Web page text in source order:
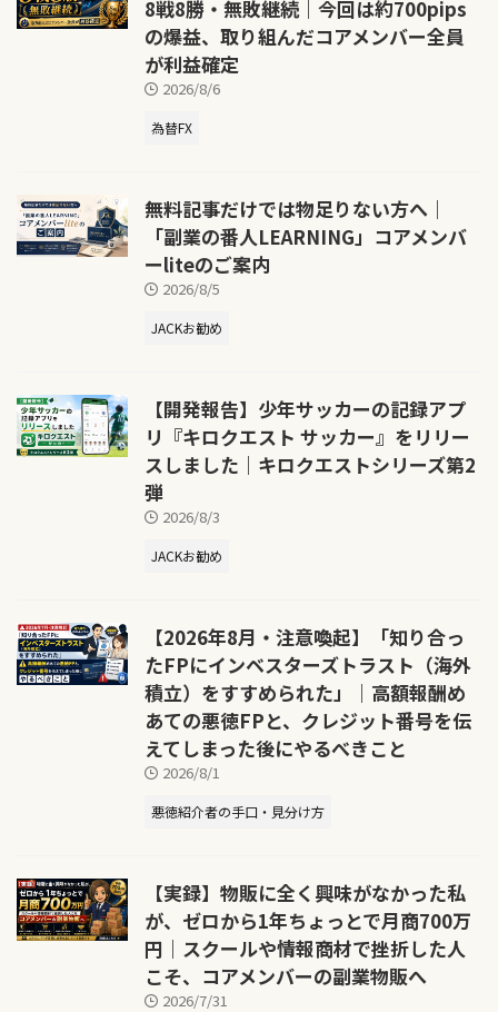
8戦8勝・無敗継続｜今回は約700pips
の爆益、取り組んだコアメンバー全員
が利益確定
2026/8/6
為替FX
無料記事だけでは物足りない方へ｜
「副業の番人LEARNING」コアメンバ
ーliteのご案内
2026/8/5
JACKお勧め
【開発報告】少年サッカーの記録アプ
リ『キロクエスト サッカー』をリリー
スしました｜キロクエストシリーズ第2
弾
2026/8/3
JACKお勧め
【2026年8月・注意喚起】「知り合っ
たFPにインベスターズトラスト（海外
積立）をすすめられた」｜高額報酬め
あての悪徳FPと、クレジット番号を伝
えてしまった後にやるべきこと
2026/8/1
悪徳紹介者の手口・見分け方
【実録】物販に全く興味がなかった私
が、ゼロから1年ちょっとで月商700万
円｜スクールや情報商材で挫折した人
こそ、コアメンバーの副業物販へ
2026/7/31